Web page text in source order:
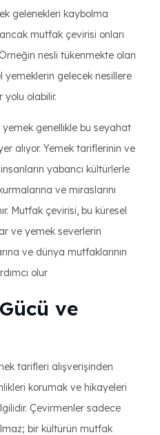
gelenekleri kaybolma
mutfak çevirisi onları
nesli tükenmekte olan
gelecek nesillere
yolu olabilir.
genellikle bu seyahat
alıyor. Yemek tariflerinin ve
yabancı kültürlerle
ve miraslarını
Mutfak çevirisi, bu küresel
ve yemek severlerin
ve dünya mutfaklarının
olur
ve
tarifleri alışverişinden
korumak ve hikayeleri
Çevirmenler sadece
bir kültürün mutfak